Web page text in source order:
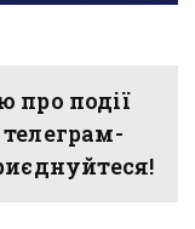
про події